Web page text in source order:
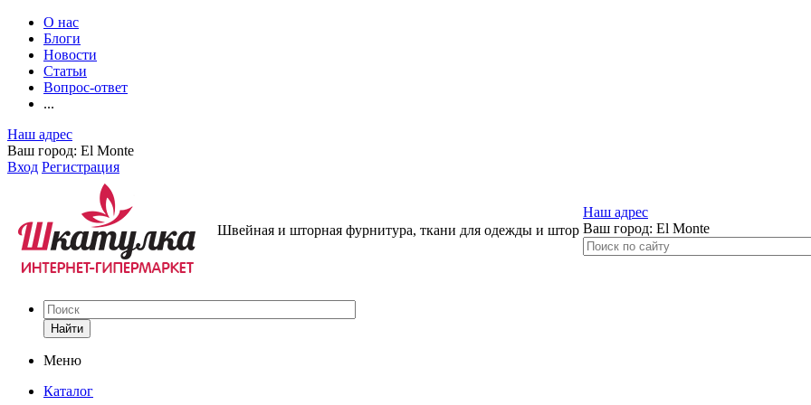
О нас
Блоги
Новости
Статьи
Вопрос-ответ
...
Наш адрес
Ваш город: El Monte
Вход Регистрация
Швейная и шторная фурнитура, ткани для одежды и штор
Наш адрес
Ваш город: El Monte
Найти
Меню
Каталог